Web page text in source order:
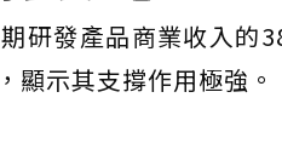
研發產品商業收入的
顯示其支撐作用極強。